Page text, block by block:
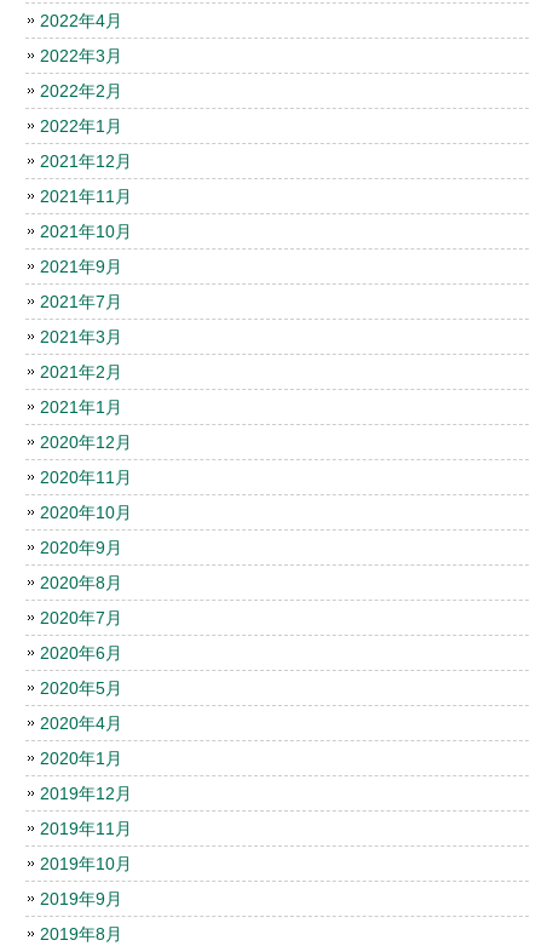
2022年4月
2022年3月
2022年2月
2022年1月
2021年12月
2021年11月
2021年10月
2021年9月
2021年7月
2021年3月
2021年2月
2021年1月
2020年12月
2020年11月
2020年10月
2020年9月
2020年8月
2020年7月
2020年6月
2020年5月
2020年4月
2020年1月
2019年12月
2019年11月
2019年10月
2019年9月
2019年8月